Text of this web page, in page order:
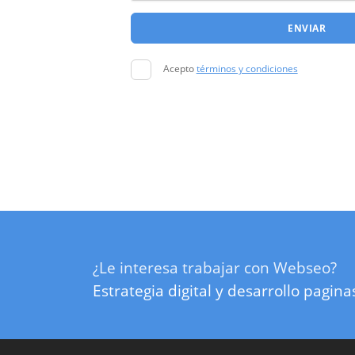
ENVIAR
Aceptotérminos y condiciones
¿Le interesa trabajar con Webseo?
Estrategia digital y desarrollo